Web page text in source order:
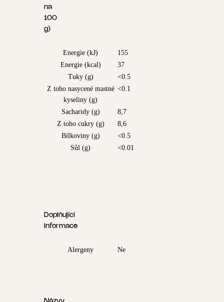
na
100
g)
Energie (kJ)
155
Energie (kcal)
37
Tuky (g)
<0.5
Z toho nasycené mastné
kyseliny (g)
<0.1
Sacharidy (g)
8,7
Z toho cukry (g)
8,6
Bílkoviny (g)
<0.5
Sůl (g)
<0.01
Doplňující
informace
Alergeny Ne